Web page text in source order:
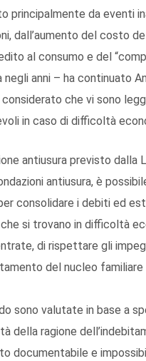
principalmente da eventi
dall’aumento del costo
al consumo e del
negli anni – ha continuato
che vi sono
in caso di difficoltà
antiusura previsto
antiusura, è
consolidare i debiti ed
si trovano in difficoltà
di rispettare gli
del nucleo
sono valutate in base a
della ragione
documentabile e